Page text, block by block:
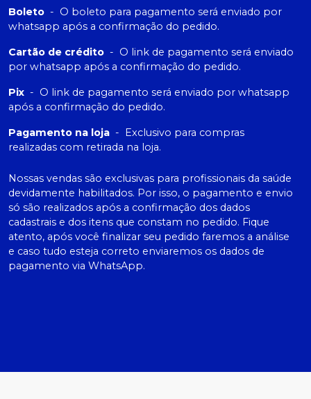
Boleto - O boleto para pagamento será enviado por
whatsapp após a confirmação do pedido.
Cartão de crédito - O link de pagamento será enviado
por whatsapp após a confirmação do pedido.
Pix - O link de pagamento será enviado por whatsapp
após a confirmação do pedido.
Pagamento na loja - Exclusivo para compras
realizadas com retirada na loja.
Nossas vendas são exclusivas para profissionais da saúde
devidamente habilitados. Por isso, o pagamento e envio
só são realizados após a confirmação dos dados
cadastrais e dos itens que constam no pedido. Fique
atento, após você finalizar seu pedido faremos a análise
e caso tudo esteja correto enviaremos os dados de
pagamento via WhatsApp.